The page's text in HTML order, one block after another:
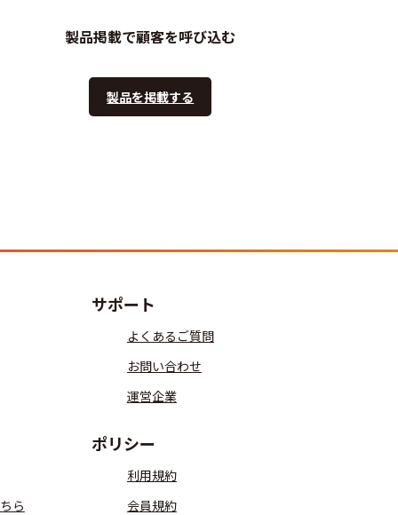
製品掲載で顧客を呼び込む
製品を掲載する
ら
サポート
よくあるご質問
お問い合わせ
運営企業
ポリシー
利用規約
会員規約